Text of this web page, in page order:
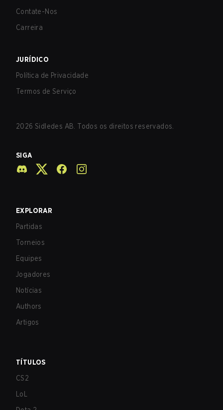
Contate-Nos
Carreira
JURÍDICO
Política de Privacidade
Termos de Serviço
2026 Sidledes AB. Todos os direitos reservados.
SIGA
EXPLORAR
Partidas
Torneios
Equipes
Jogadores
Notícias
Authors
Artigos
TÍTULOS
CS2
LoL